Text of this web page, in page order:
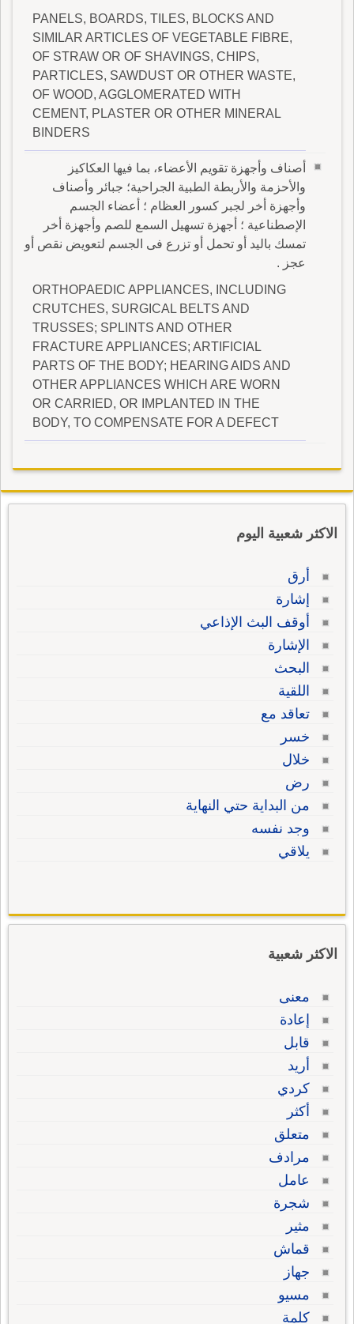
PANELS, BOARDS, TILES, BLOCKS AND
SIMILAR ARTICLES OF VEGETABLE FIBRE,
OF STRAW OR OF SHAVINGS, CHIPS,
PARTICLES, SAWDUST OR OTHER WASTE,
OF WOOD, AGGLOMERATED WITH
CEMENT, PLASTER OR OTHER MINERAL
BINDERS
أصناف وأجهزة تقويم الأعضاء، بما فيها العكاكيز
والأحزمة والأربطة الطبية الجراحية؛ جبائر وأصناف
وأجهزة أخر لجبر كسور العظام ؛ أعضاء الجسم
الإصطناعية ؛ أجهزة تسهيل السمع للصم وأجهزة أخر
تمسك باليد أو تحمل أو تزرع فى الجسم لتعويض نقص أو
عجز .
ORTHOPAEDIC APPLIANCES, INCLUDING
CRUTCHES, SURGICAL BELTS AND
TRUSSES; SPLINTS AND OTHER
FRACTURE APPLIANCES; ARTIFICIAL
PARTS OF THE BODY; HEARING AIDS AND
OTHER APPLIANCES WHICH ARE WORN
OR CARRIED, OR IMPLANTED IN THE
BODY, TO COMPENSATE FOR A DEFECT
الاكثر شعبية اليوم
أرق
إشارة
أوقف البث الإذاعي
الإشارة
البحث
اللقية
تعاقد مع
خسر
خلال
رض
من البداية حتي النهاية
وجد نفسه
يلاقي
الاكثر شعبية
معنى
إعادة
قابل
أريد
كردي
أكثر
متعلق
مرادف
عامل
شجرة
مثير
قماش
جهاز
مسيو
كلمة